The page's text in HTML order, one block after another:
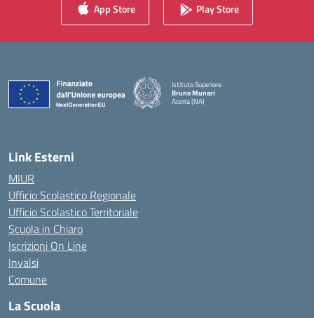
App Store Play Store
Istituto Superiore
Bruno Munari
Acerra (NA)
Link Esterni
MIUR
Ufficio Scolastico Regionale
Ufficio Scolastico Territoriale
Scuola in Chiaro
Iscrizioni On Line
Invalsi
Comune
La Scuola